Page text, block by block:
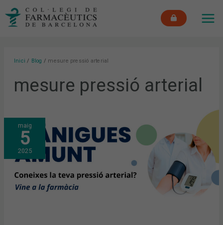
Inici Blog mesure pressió arterial
mesure pressió arterial
maig
5
2025
LES
FARMÀCIES
CATALANES
IMPULSEN
UNA
CAMPANYA
PER
LA
HIPERTENSIÓ
EN
LA